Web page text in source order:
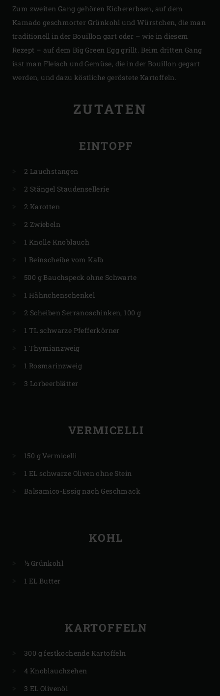
Zum zweiten Gang gehören Kichererbsen, auf dem
Kamado geschmorter Grünkohl und Würstchen, die man
traditionell in der Bouillon gart oder – wie in diesem
Rezept – auf dem Big Green Egg grillt. Beim dritten Gang
isst man Fleisch und Gemüse, die in der Bouillon gegart
werden, und dazu köstliche geröstete Kartoffeln.
ZUTATEN
EINTOPF
2 Lauchstangen
2 Stängel Staudensellerie
2 Karotten
2 Zwiebeln
1 Knolle Knoblauch
1 Beinscheibe vom Kalb
500 g Bauchspeck ohne Schwarte
1 Hähnchenschenkel
2 Scheiben Serranoschinken, 100 g
1 TL schwarze Pfefferkörner
1 Thymianzweig
1 Rosmarinzweig
3 Lorbeerblätter
VERMICELLI
150 g Vermicelli
1 EL schwarze Oliven ohne Stein
Balsamico-Essig nach Geschmack
KOHL
½ Grünkohl
1 EL Butter
KARTOFFELN
300 g festkochende Kartoffeln
4 Knoblauchzehen
3 EL Olivenöl